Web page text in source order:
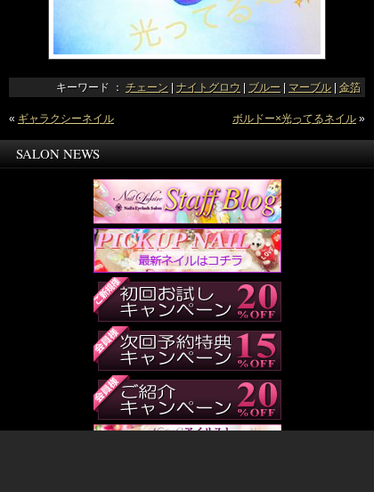
キーワード ： チェーン | ナイトグロウ | ブルー | マーブル | 金箔
« ギャラクシーネイル ボルドー×光ってるネイル »
SALON NEWS